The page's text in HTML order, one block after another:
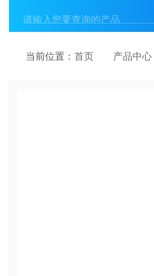
当前位置：首页 产品中心